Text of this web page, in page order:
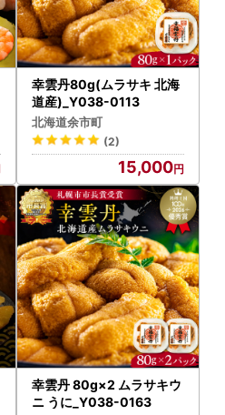
幸雲丹80g(ムラサキ 北海
道産)_Y038-0113
北海道余市町
(2)
15,000
幸雲丹 80g×2 ムラサキウ
ニ うに_Y038-0163